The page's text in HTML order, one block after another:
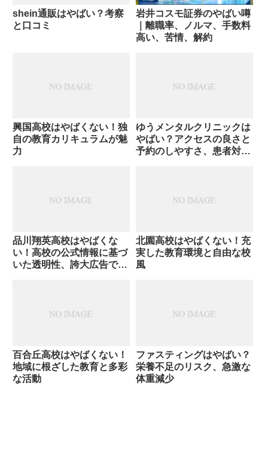
shein通販はやばい？考察
と口コミ
岩井コスモ証券のやばい噂
｜離職率、ノルマ、手数料
高い、苦情、解約
興国高校はやばくない！独
自の教育カリキュラムが魅
力
ゆうメンタルクリニックは
やばい？アクセスの良さと
予約のしやすさ、患者対応
品川翔英高校はやばくな
い！高校の公式情報に基づ
いた透明性、誇大広告では
北園高校はやばくない！充
実した教育環境と自由な校
風
百合丘高校はやばくない！
地域に根ざした教育と多彩
な活動
ファスティングはやばい？
栄養不足のリスク、急激な
体重減少